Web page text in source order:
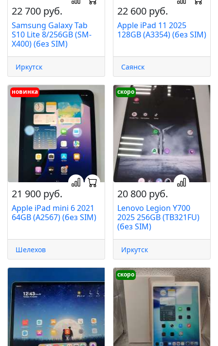
22 700 руб.
Samsung Galaxy Tab
S10 Lite 8/256GB (SM-
X400) (без SIM)
Иркутск
22 600 руб.
Apple iPad 11 2025
128GB (A3354) (без SIM)
Саянск
новинка
21 900 руб.
Apple iPad mini 6 2021
64GB (A2567) (без SIM)
Шелехов
скоро
20 800 руб.
Lenovo Legion Y700
2025 256GB (TB321FU)
(без SIM)
Иркутск
скоро